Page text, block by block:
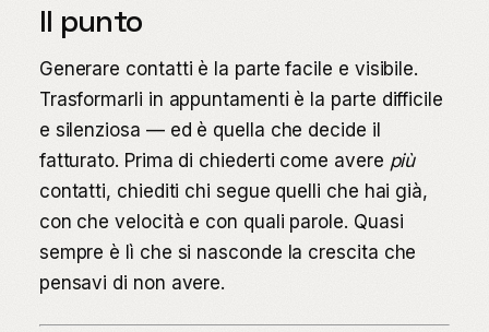
Il punto
Generare contatti è la parte facile e visibile.
Trasformarli in appuntamenti è la parte difficile
e silenziosa — ed è quella che decide il
fatturato. Prima di chiederti come avere più
contatti, chiediti chi segue quelli che hai già,
con che velocità e con quali parole. Quasi
sempre è lì che si nasconde la crescita che
pensavi di non avere.